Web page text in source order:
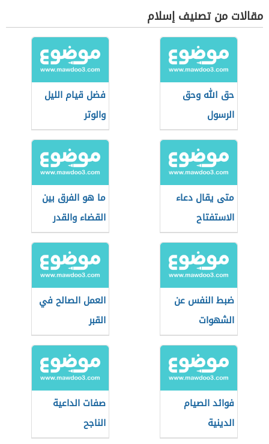
مقالات من تصنيف إسلام
حق الله وحق
الرسول
فضل قيام الليل
والوتر
متى يقال دعاء
الاستفتاح
ما هو الفرق بين
القضاء والقدر
ضبط النفس عن
الشهوات
العمل الصالح في
القبر
فوائد الصيام
الدينية
صفات الداعية
الناجح